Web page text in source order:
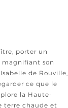
porter un
magnifiant son
de Rouville,
ce que le
la Haute-
terre chaude et